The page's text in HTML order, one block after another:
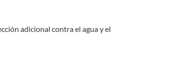
adicional contra el agua y el